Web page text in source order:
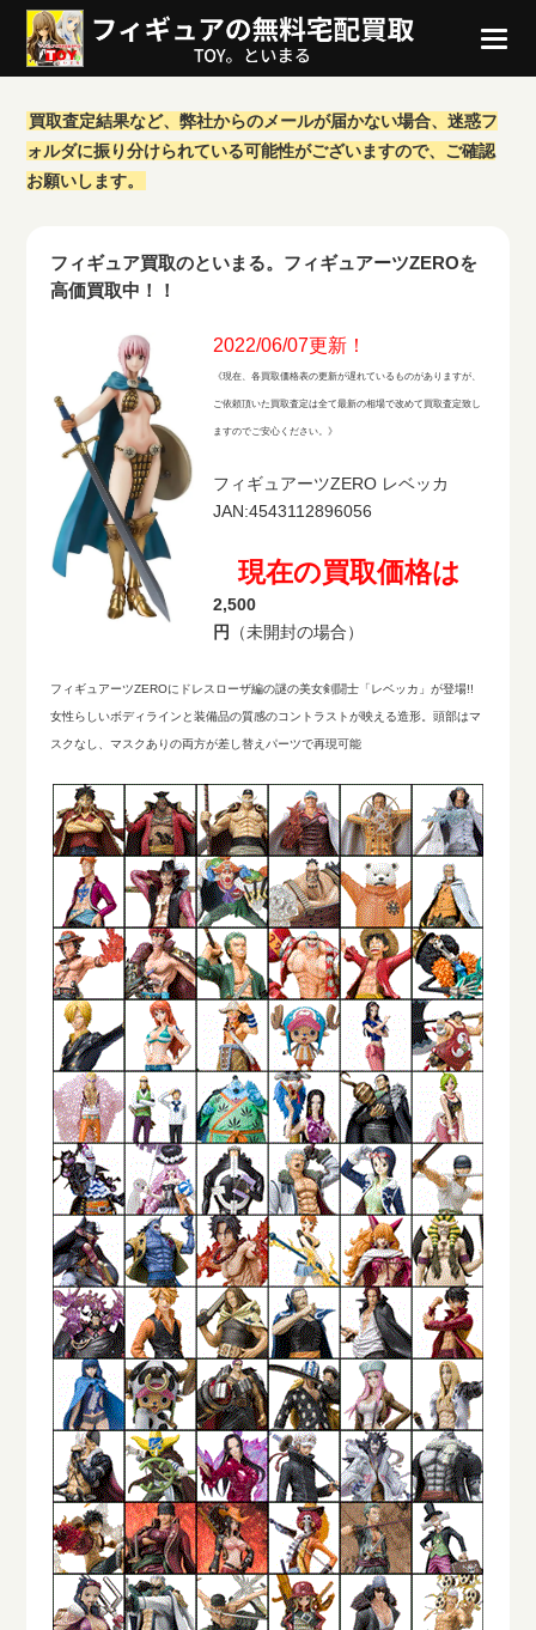
買取査定結果など、弊社からのメールが届かない場合、迷惑フ
ォルダに振り分けられている可能性がございますので、ご確認
お願いします。
フィギュア買取のといまる。フィギュアーツZEROを
高価買取中！！
2022/06/07更新！
《現在、各買取価格表の更新が遅れているものがありますが、
ご依頼頂いた買取査定は全て最新の相場で改めて買取査定致し
ますのでご安心ください。》
フィギュアーツZERO レベッカ
JAN:4543112896056
現在の買取価格は
2,500
円
（未開封の場合）
フィギュアーツZEROにドレスローザ編の謎の美女剣闘士「レベッカ」が登場!!
女性らしいボディラインと装備品の質感のコントラストが映える造形。頭部はマ
スクなし、マスクありの両方が差し替えパーツで再現可能